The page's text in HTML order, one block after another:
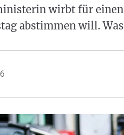
wirbt für einen
abstimmen will.